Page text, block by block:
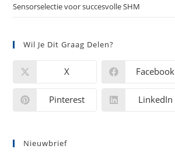
Sensorselectie voor succesvolle SHM
Wil Je Dit Graag Delen?
X Facebook
Pinterest LinkedIn
Nieuwbrief